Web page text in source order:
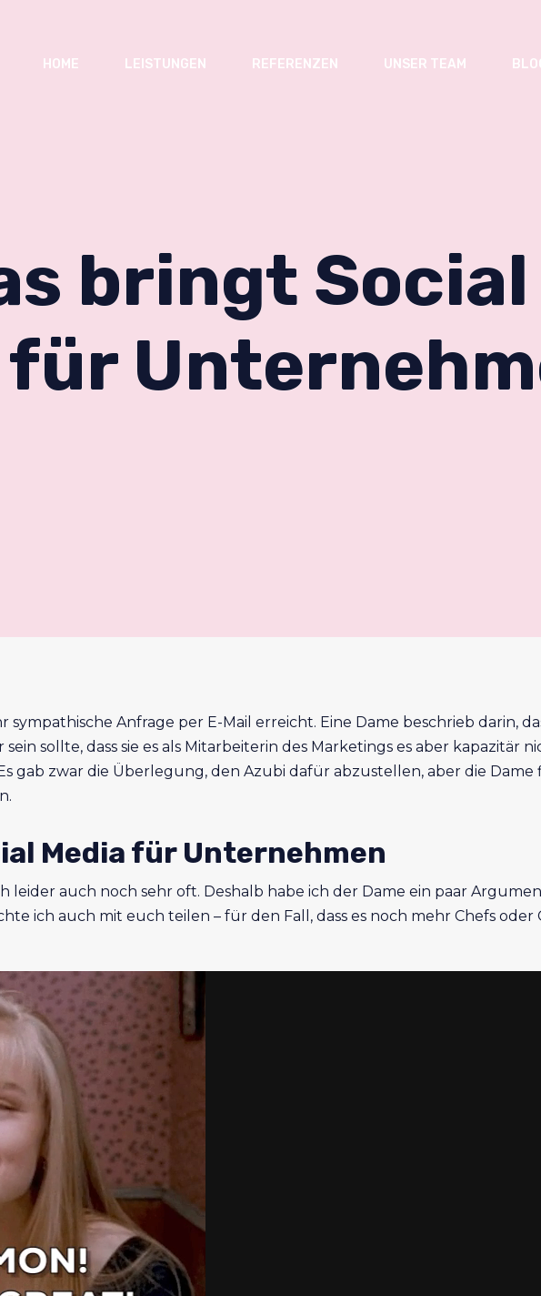
HOME LEISTUNGEN REFERENZEN UNSER TEAM
bringt
für
sympathische Anfrage per E-Mail erreicht. Eine Dame beschrieb darin,
sein sollte, dass sie es als Mitarbeiterin des Marketings es aber kapazitär
gab zwar die Überlegung, den Azubi dafür abzustellen, aber die Dame
Media für Unternehmen
leider auch noch sehr oft. Deshalb habe ich der Dame ein paar
ich auch mit euch teilen – für den Fall, dass es noch mehr Chefs